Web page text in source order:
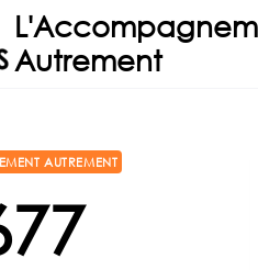
Autrement
AUTREMENT